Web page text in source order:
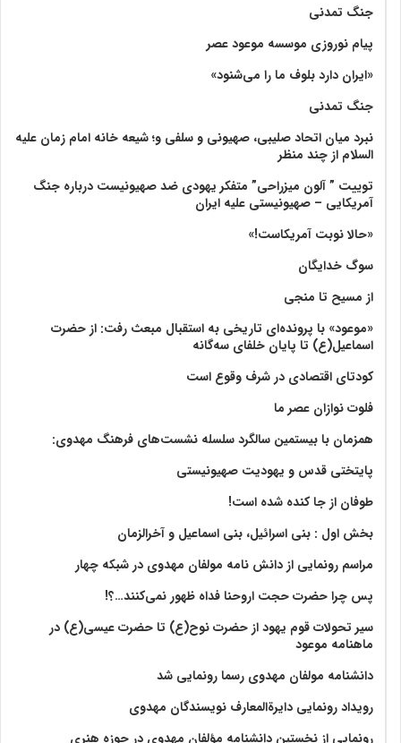
جنگ تمدنی
پیام نوروزی موسسه موعود عصر
«ایران دارد بلوف ما را می‌شنود»
جنگ تمدنی
نبرد میان اتحاد صلیبی، صهیونی و سلفی و؛ شیعه خانه امام زمان علیه
السلام از چند منظر
توییت ” آلون میزراحی” متفکر یهودی ضد صهیونیست درباره جنگ
آمریکایی – صهیونیستی علیه ایران
«حالا نوبت آمریکاست!»
سوگ خدایگان
از مسیح تا منجی
«موعود» با پرونده‌ای تاریخی به استقبال مبعث رفت: از حضرت
اسماعیل(ع) تا پایان خلفای سه‌گانه
کودتای اقتصادی در شرف وقوع است
فلوت نوازان عصر ما
همزمان با بیستمین سالگرد سلسله نشست‌های فرهنگ مهدوی:‌
پایتختی قدس و یهودیت صهیونیستی
طوفان از جا کنده شده است!
بخش اول : بنی اسرائیل، بنی اسماعیل و آخرالزمان
مراسم رونمایی از دانش نامه مولفان مهدوی در شبکه چهار
پس چرا حضرت حجت اروحنا فداه ظهور نمی‌کنند…؟!
سیر تحولات قوم یهود از حضرت نوح(ع) تا حضرت عیسی(ع) در
ماهنامه موعود
دانشنامه مولفان مهدوی رسما رونمایی شد
رویداد رونمایی دایرةالمعارف نویسندگان مهدوی
رونمایی از نخستین دانشنامه مؤلفان مهدوی در حوزه هنری